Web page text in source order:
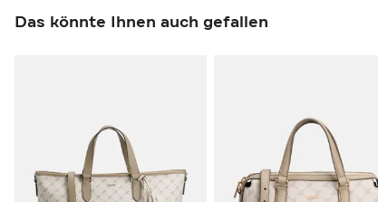
Das könnte Ihnen auch gefallen